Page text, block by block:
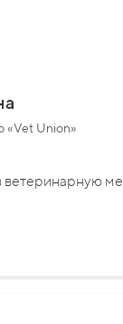
«Vet Union»
ветеринарную